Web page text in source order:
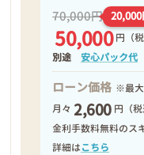
70,000円
50,000 円 （
別途安心パック代
ローン価格 ※最
月々 2,600 円（税
金利手数料無料のス
詳細はこちら